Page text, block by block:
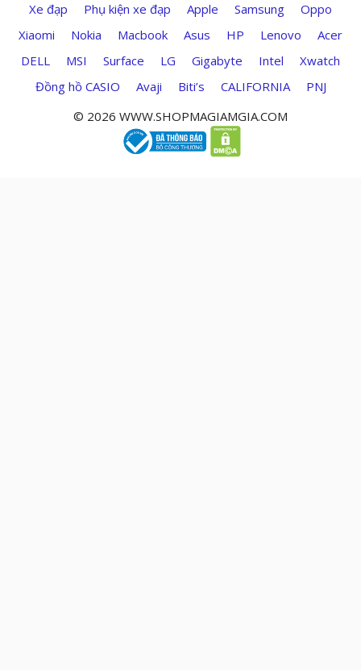
Xe đạp
Phụ kiện xe đạp Apple Samsung
Oppo
Xiaomi
Nokia Macbook Asus HP Lenovo
Acer
DELL
MSI Surface LG Gigabyte Intel
Xwatch
Đồng hồ CASIO
Avaji Biti’s CALIFORNIA
PNJ
© 2026 WWW.SHOPMAGIAMGIA.COM